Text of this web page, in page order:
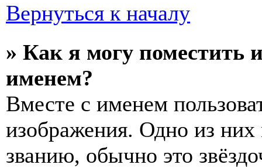
Вернуться к началу
» Как я могу поместить
именем?
Вместе с именем
изображения. Одно из
званию, обычно это